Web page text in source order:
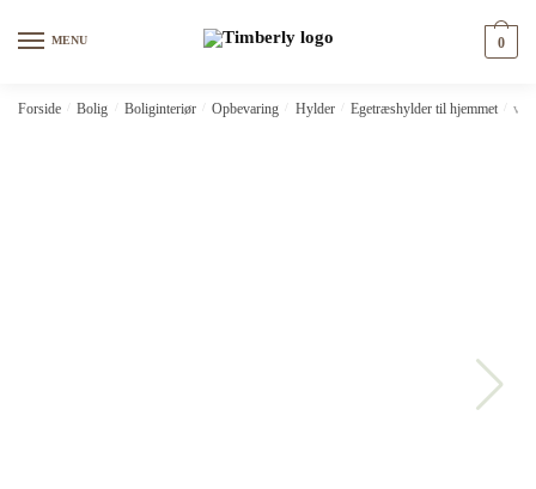
MENU 0
Forside Bolig Boliginteriør Opbevaring Hylder Egetræshylder til hjemmet